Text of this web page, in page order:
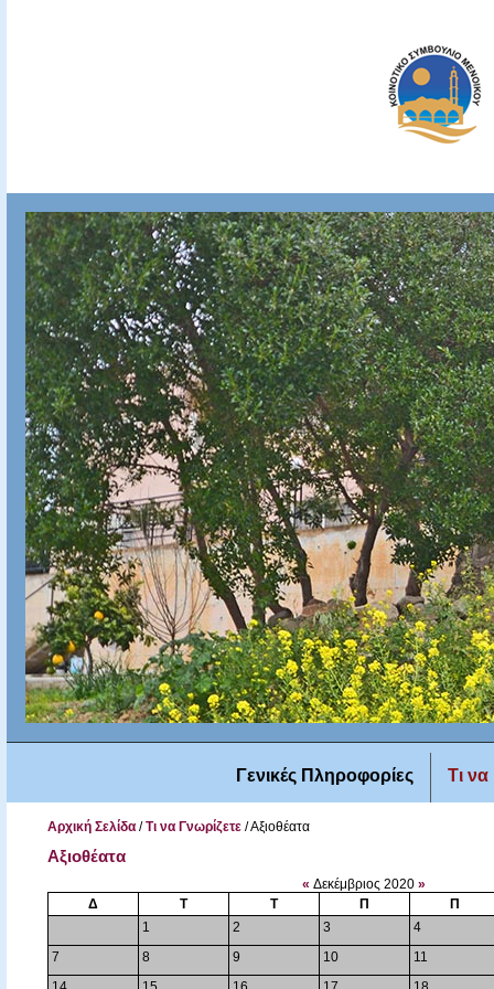
Γενικές Πληροφορίες Τι να
Αρχική Σελίδα/Τι να Γνωρίζετε/Αξιοθέατα
Αξιοθέατα
« Δεκέμβριος 2020 »
Δ
Τ Τ Π
Π
1
2 3
4
7
8 9 10
11